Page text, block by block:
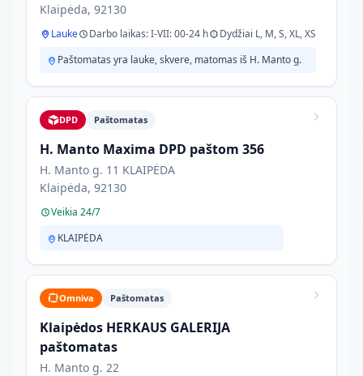
Klaipėda, 92130
Lauke Darbo laikas: I-VII: 00-24 h
Dydžiai L, M, S, XL, XS
Paštomatas yra lauke, skvere, matomas iš H. Manto g.
DPD Paštomatas
H. Manto Maxima DPD paštom 356
H. Manto g. 11 KLAIPĖDA
Klaipėda, 92130
Veikia 24/7
KLAIPĖDA
Omniva Paštomatas
Klaipėdos HERKAUS GALERIJA
paštomatas
H. Manto g. 22